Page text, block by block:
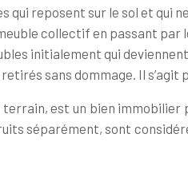
qui reposent sur le sol et qui
collectif en passant
initialement qui
sans dommage. Il
est un bien
séparément, sont